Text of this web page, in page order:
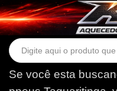
Se você esta